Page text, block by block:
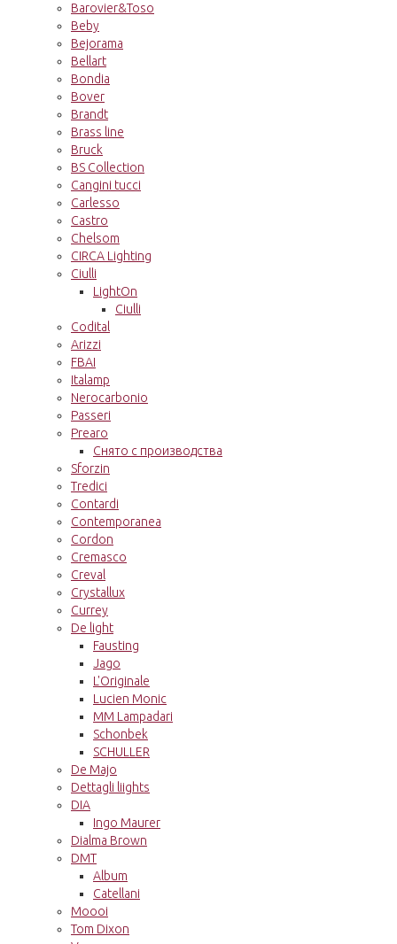
Barovier&Toso
Beby
Bejorama
Bellart
Bondia
Bover
Brandt
Brass line
Bruck
BS Collection
Cangini tucci
Carlesso
Castro
Chelsom
CIRCA Lighting
Ciulli
LightOn
Ciulli
Codital
Arizzi
FBAI
Italamp
Nerocarbonio
Passeri
Prearo
Снято с производства
Sforzin
Tredici
Contardi
Contemporanea
Cordon
Cremasco
Creval
Crystallux
Currey
De light
Fausting
Jago
L'Originale
Lucien Monic
MM Lampadari
Schonbek
SCHULLER
De Majo
Dettagli liights
DIA
Ingo Maurer
Dialma Brown
DMT
Album
Catellani
Moooi
Tom Dixon